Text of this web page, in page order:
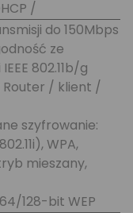
/
do 150Mbps
ze
802.11b/g
/ klient /
szyfrowanie:
WPA,
mieszany,
128-bit WEP